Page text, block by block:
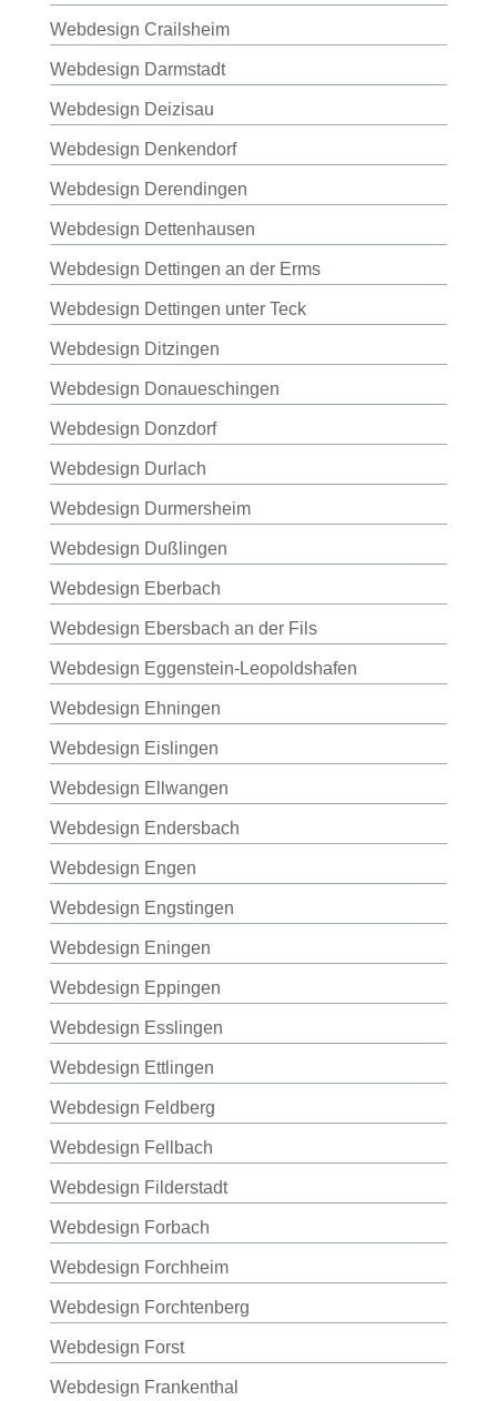
Webdesign Crailsheim
Webdesign Darmstadt
Webdesign Deizisau
Webdesign Denkendorf
Webdesign Derendingen
Webdesign Dettenhausen
Webdesign Dettingen an der Erms
Webdesign Dettingen unter Teck
Webdesign Ditzingen
Webdesign Donaueschingen
Webdesign Donzdorf
Webdesign Durlach
Webdesign Durmersheim
Webdesign Dußlingen
Webdesign Eberbach
Webdesign Ebersbach an der Fils
Webdesign Eggenstein-Leopoldshafen
Webdesign Ehningen
Webdesign Eislingen
Webdesign Ellwangen
Webdesign Endersbach
Webdesign Engen
Webdesign Engstingen
Webdesign Eningen
Webdesign Eppingen
Webdesign Esslingen
Webdesign Ettlingen
Webdesign Feldberg
Webdesign Fellbach
Webdesign Filderstadt
Webdesign Forbach
Webdesign Forchheim
Webdesign Forchtenberg
Webdesign Forst
Webdesign Frankenthal